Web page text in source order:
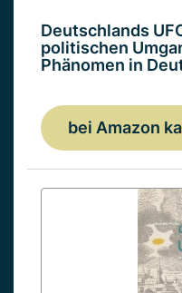
Deutschlands
politischen
Phänomen in
bei Amazon